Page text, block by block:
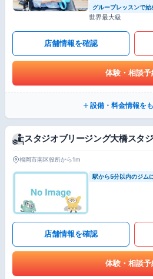
グループレッスンで始
世界最大級
店舗情報を確認
体験・相談予
設備・料金情報を
スタジオブリージング大橋スタ
福岡市南区役所から1m
駅から5分以内のジム
店舗情報を確認
体験・相談予